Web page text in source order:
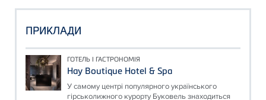
ПРИКЛАДИ
ГОТЕЛЬ І ГАСТРОНОМІЯ
Hay Boutique Hotel & Spa
У самому центрі популярного українського
гірськолижного курорту Буковель знаходиться